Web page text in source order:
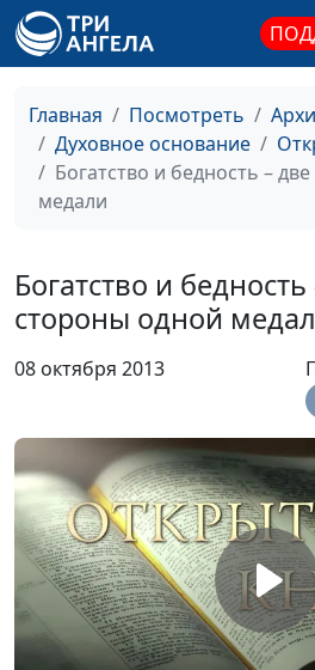
Главная Посмотреть
Духовное основание
Богатство и бедность –
медали
Богатство и
стороны одной
08 октября 2013
Христианские амулеты и
Библейские чудеса и
современность
Что нас ждет после смерти?
Что несет наша речь:
благословения или
проклятия?
Смирение – путь на небеса